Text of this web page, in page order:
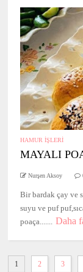
HAMUR İŞLERİ
MAYALI
Nurşen Aksoy
Bir bardak çay ve
suyu ve puf
poaça....... Daha
1 2 3